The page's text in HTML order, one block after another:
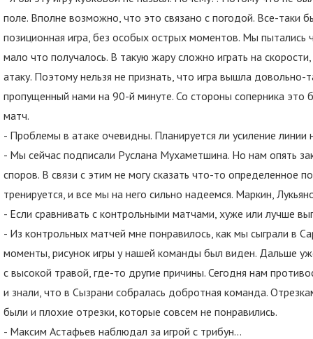
поле. Вполне возможно, что это связано с погодой. Все-таки
позиционная игра, без особых острых моментов. Мы
мало что получалось. В такую жару сложно играть на
атаку. Поэтому нельзя не признать, что игра вышла довольно-
пропущенный нами на 90-й минуте. Со стороны соперника это
матч.
- Проблемы в атаке очевидны. Планируется ли усиление линии
- Мы сейчас подписали Руслана Мухаметшина. Но нам опять
споров. В связи с этим не могу сказать что-то определенное
тренируется, и все мы на него сильно надеемся. Маркин,
- Если сравнивать с контрольными матчами, хуже или лучше
- Из контрольных матчей мне понравилось, как мы сыграли в
моменты, рисунок игры у нашей команды был виден. Дальше
с высокой травой, где-то другие причины. Сегодня нам
и знали, что в Сызрани собралась добротная команда.
были и плохие отрезки, которые совсем не понравились.
- Максим Астафьев наблюдал за игрой с трибун...